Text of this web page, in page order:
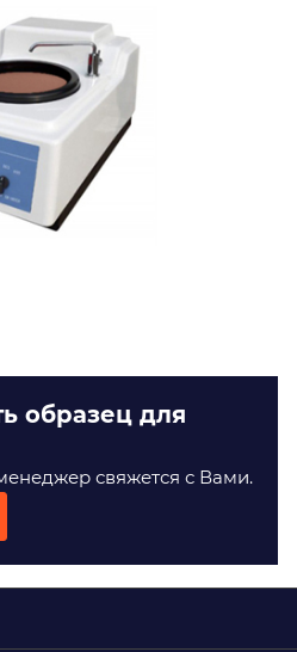
образец для
свяжется с Вами.